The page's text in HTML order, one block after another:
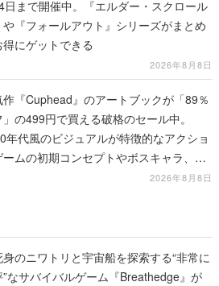
日まで開催中。『エルダー・スクロール
や『フォールアウト』シリーズがまとめ
得にゲットできる
2026年8月8日
作『Cuphead』のアートブックが「89％
」の499円で買える破格のセール中。
年代風のビジュアルが特徴的なアクショ
ームの初期コンセプトやボスキャラ、ス
2026年8月8日
のニワトリと宇宙船を探索する“非常に
”なサバイバルゲーム『Breathedge』が